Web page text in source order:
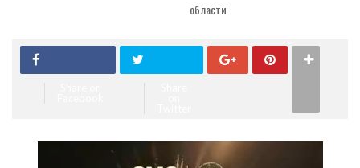
области